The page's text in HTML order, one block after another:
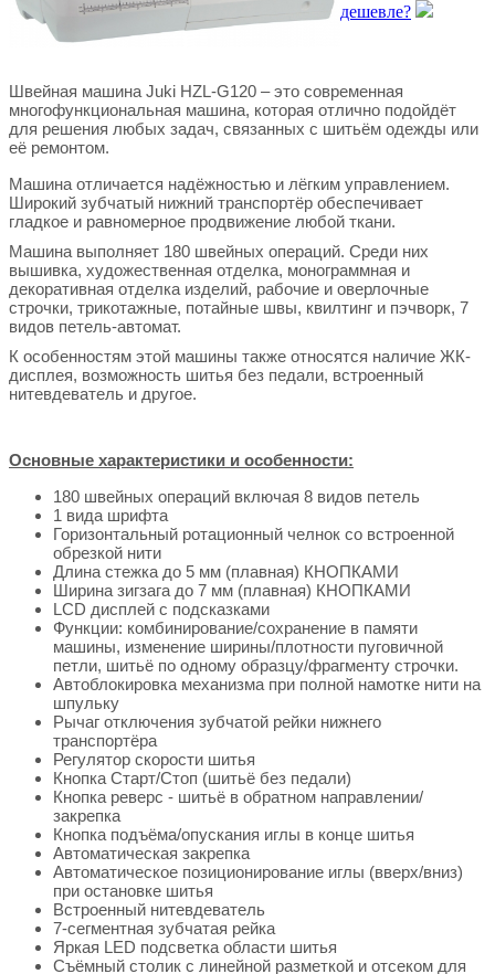
дешевле?
Швейная машина Juki HZL-G120 – это современная
многофункциональная машина, которая отлично подойдёт
для решения любых задач, связанных с шитьём одежды или
её ремонтом.
Машина отличается надёжностью и лёгким управлением.
Широкий зубчатый нижний транспортёр обеспечивает
гладкое и равномерное продвижение любой ткани.
Машина выполняет 180 швейных операций. Среди них
вышивка, художественная отделка, монограммная и
декоративная отделка изделий, рабочие и оверлочные
строчки, трикотажные, потайные швы, квилтинг и пэчворк, 7
видов петель-автомат.
К особенностям этой машины также относятся наличие ЖК-
дисплея, возможность шитья без педали, встроенный
нитевдеватель и другое.
Основные характеристики и особенности:
180 швейных операций включая 8 видов петель
1 вида шрифта
Горизонтальный ротационный челнок со встроенной
обрезкой нити
Длина стежка до 5 мм (плавная) КНОПКАМИ
Ширина зигзага до 7 мм (плавная) КНОПКАМИ
LCD дисплей с подсказками
Функции: комбинирование/сохранение в памяти
машины, изменение ширины/плотности пуговичной
петли, шитьё по одному образцу/фрагменту строчки.
Автоблокировка механизма при полной намотке нити на
шпульку
Рычаг отключения зубчатой рейки нижнего
транспортёра
Регулятор скорости шитья
Кнопка Старт/Стоп (шитьё без педали)
Кнопка реверс - шитьё в обратном направлении/
закрепка
Кнопка подъёма/опускания иглы в конце шитья
Автоматическая закрепка
Автоматическое позиционирование иглы (вверх/вниз)
при остановке шитья
Встроенный нитевдеватель
7-сегментная зубчатая рейка
Яркая LED подсветка области шитья
Съёмный столик с линейной разметкой и отсеком для